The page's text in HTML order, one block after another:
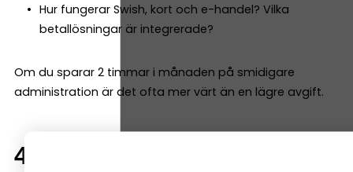
Hur fungerar Swish, kort och e-handel? Vilka
betallösningar är integrerade?
Om du sparar 2 timmar i månaden på smidigare
administration är det ofta mer värt än en lägre avgift.
4. Finns stöd när företaget